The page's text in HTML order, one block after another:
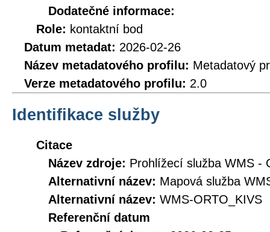
Dodatečné informace:
Role: kontaktní bod
Datum metadat: 2026-02-26
Název metadatového profilu: Metadatový
Verze metadatového profilu: 2.0
Identifikace služby
Citace
Název zdroje: Prohlížecí služba WMS -
Alternativní název: Mapová služba
Alternativní název: WMS-ORTO_KIVS
Referenční datum